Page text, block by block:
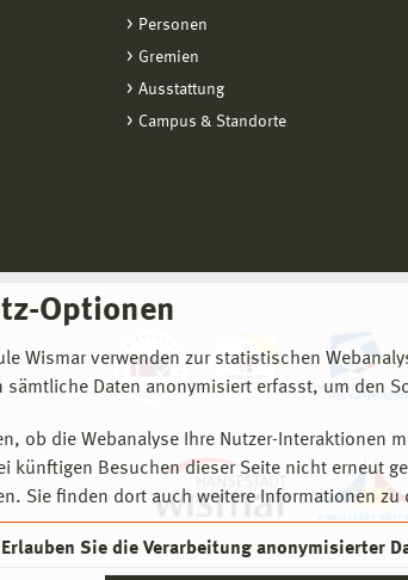
Optionen
Wismar verwenden zur statistischen
sämtliche Daten anonymisiert erfasst, um den
ob die Webanalyse Ihre Nutzer-Interaktionen
künftigen Besuchen dieser Seite nicht erneut
Sie finden dort auch weitere Informationen zu
Erlauben Sie die Verarbeitung anonymisierter
Personen
Gremien
Ausstattung
Campus & Standorte